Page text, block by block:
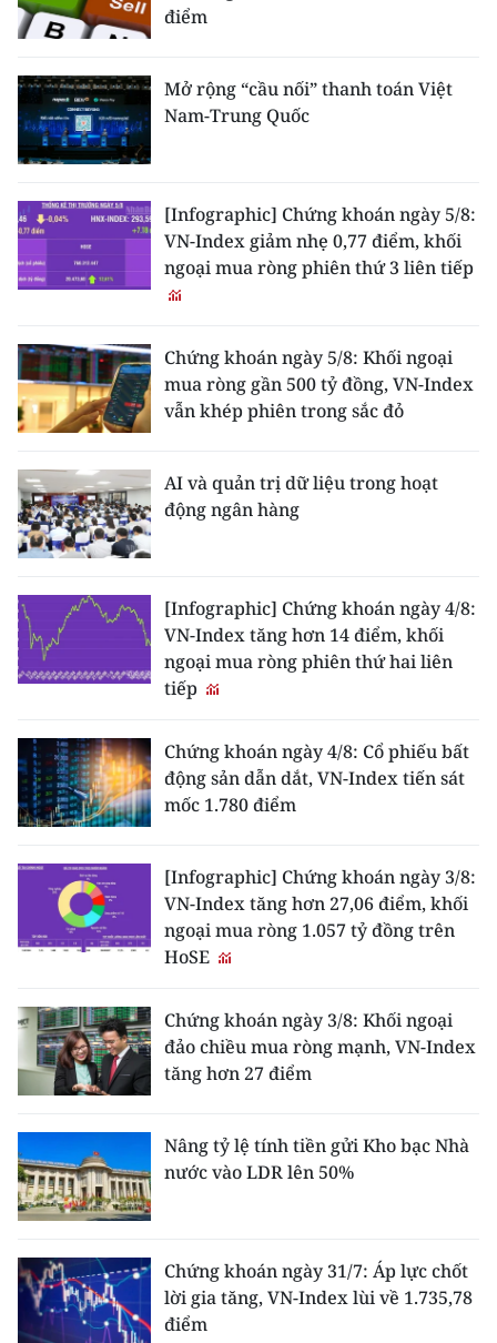
điểm
Mở rộng “cầu nối” thanh toán Việt
Nam-Trung Quốc
[Infographic] Chứng khoán ngày 5/8:
VN-Index giảm nhẹ 0,77 điểm, khối
ngoại mua ròng phiên thứ 3 liên tiếp
Chứng khoán ngày 5/8: Khối ngoại
mua ròng gần 500 tỷ đồng, VN-Index
vẫn khép phiên trong sắc đỏ
AI và quản trị dữ liệu trong hoạt
động ngân hàng
[Infographic] Chứng khoán ngày 4/8:
VN-Index tăng hơn 14 điểm, khối
ngoại mua ròng phiên thứ hai liên
tiếp
Chứng khoán ngày 4/8: Cổ phiếu bất
động sản dẫn dắt, VN-Index tiến sát
mốc 1.780 điểm
[Infographic] Chứng khoán ngày 3/8:
VN-Index tăng hơn 27,06 điểm, khối
ngoại mua ròng 1.057 tỷ đồng trên
HoSE
Chứng khoán ngày 3/8: Khối ngoại
đảo chiều mua ròng mạnh, VN-Index
tăng hơn 27 điểm
Nâng tỷ lệ tính tiền gửi Kho bạc Nhà
nước vào LDR lên 50%
Chứng khoán ngày 31/7: Áp lực chốt
lời gia tăng, VN-Index lùi về 1.735,78
điểm